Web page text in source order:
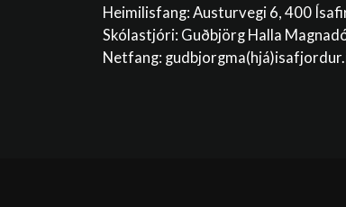
Heimilisfang: Austurvegi 6, 400
Skólastjóri: Guðbjörg Halla
Netfang: